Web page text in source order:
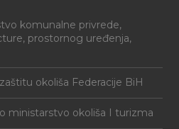
komunalne privrede,
prostornog uređenja,
okoliša Federacije BiH
ministarstvo okoliša I turizma